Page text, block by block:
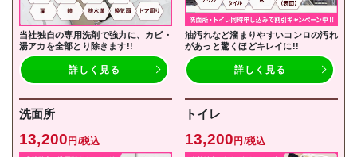
当社独自の専用洗剤で強力に、カビ・
湯アカを全部とり除きます!!
詳しく見る
油汚れなど溜まりやすいコンロの汚れ
があっと驚くほどキレイに!!
詳しく見る
洗面所
13,200円/税込
トイレ
13,200円/税込